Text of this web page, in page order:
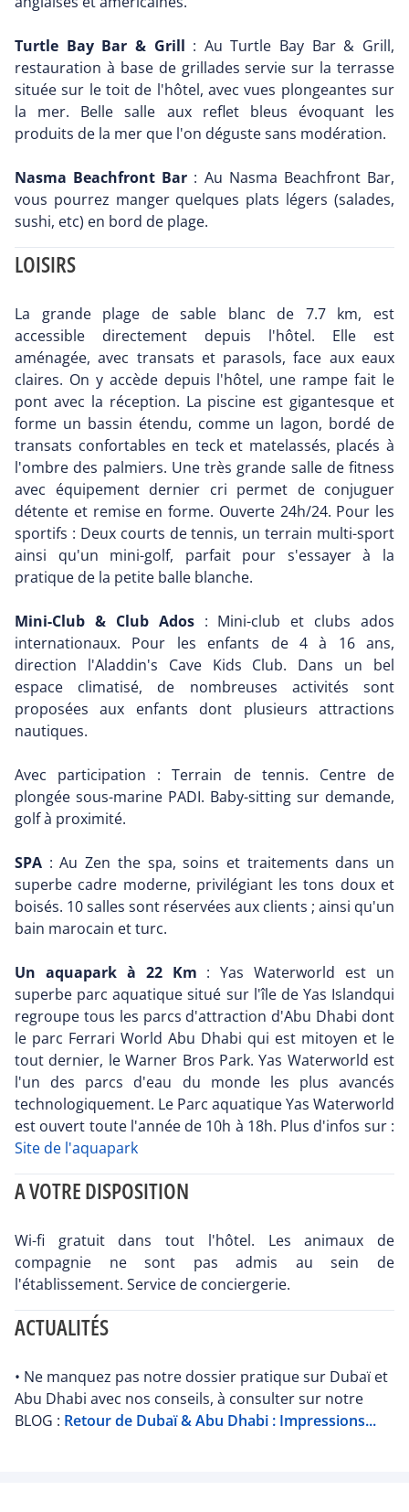
Turtle Bay Bar & Grill : Au Turtle Bay Bar & Grill,
restauration à base de grillades servie sur la terrasse
située sur le toit de l'hôtel, avec vues plongeantes sur
la mer. Belle salle aux reflet bleus évoquant les
produits de la mer que l'on déguste sans modération.
Nasma Beachfront Bar : Au Nasma Beachfront Bar,
vous pourrez manger quelques plats légers (salades,
sushi, etc) en bord de plage.
LOISIRS
La grande plage de sable blanc de 7.7 km, est
accessible directement depuis l'hôtel. Elle est
aménagée, avec transats et parasols, face aux eaux
claires. On y accède depuis l'hôtel, une rampe fait le
pont avec la réception. La piscine est gigantesque et
forme un bassin étendu, comme un lagon, bordé de
transats confortables en teck et matelassés, placés à
l'ombre des palmiers. Une très grande salle de fitness
avec équipement dernier cri permet de conjuguer
détente et remise en forme. Ouverte 24h/24. Pour les
sportifs : Deux courts de tennis, un terrain multi-sport
ainsi qu'un mini-golf, parfait pour s'essayer à la
pratique de la petite balle blanche.
Mini-Club & Club Ados: Mini-club et clubs ados
internationaux. Pour les enfants de 4 à 16 ans,
direction l'Aladdin's Cave Kids Club. Dans un bel
espace climatisé, de nombreuses activités sont
proposées aux enfants dont plusieurs attractions
nautiques.
Avec participation : Terrain de tennis. Centre de
plongée sous-marine PADI. Baby-sitting sur demande,
golf à proximité.
SPA : Au Zen the spa, soins et traitements dans un
superbe cadre moderne, privilégiant les tons doux et
boisés. 10 salles sont réservées aux clients ; ainsi qu'un
bain marocain et turc.
Un aquapark à 22 Km : Yas Waterworld est un
superbe parc aquatique situé sur l'île de Yas Islandqui
regroupe tous les parcs d'attraction d'Abu Dhabi dont
le parc Ferrari World Abu Dhabi qui est mitoyen et le
tout dernier, le Warner Bros Park. Yas Waterworld est
l'un des parcs d'eau du monde les plus avancés
technologiquement. Le Parc aquatique Yas Waterworld
est ouvert toute l'année de 10h à 18h. Plus d'infos sur :
Site de l'aquapark
A VOTRE DISPOSITION
Wi-fi gratuit dans tout l'hôtel. Les animaux de
compagnie ne sont pas admis au sein de
l'établissement. Service de conciergerie.
ACTUALITÉS
• Ne manquez pas notre dossier pratique sur Dubaï et
Abu Dhabi avec nos conseils, à consulter sur notre
BLOG : Retour de Dubaï & Abu Dhabi : Impressions...